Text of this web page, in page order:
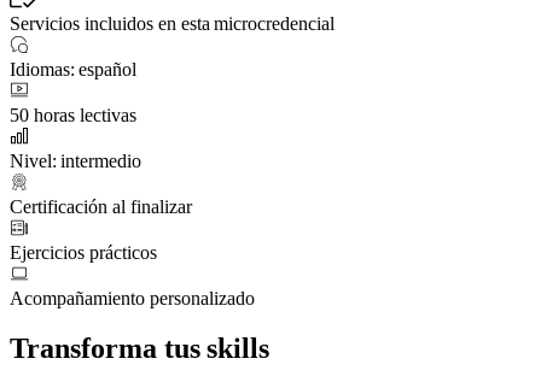
Servicios incluidos en esta microcredencial
Idiomas: español
50 horas lectivas
Nivel: intermedio
Certificación al finalizar
Ejercicios prácticos
Acompañamiento personalizado
Transforma tus skills